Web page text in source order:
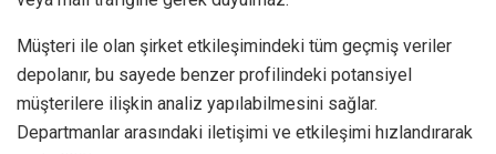
Müşteri ile olan şirket etkileşimindeki tüm geçmiş veriler
depolanır, bu sayede benzer profilindeki potansiyel
müşterilere ilişkin analiz yapılabilmesini sağlar.
Departmanlar arasındaki iletişimi ve etkileşimi hızlandırarak